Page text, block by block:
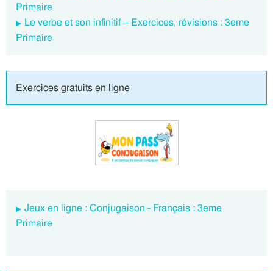
Primaire
Le verbe et son infinitif – Exercices, révisions : 3eme
Primaire
Exercices gratuits en ligne
Jeux en ligne : Conjugaison - Français : 3eme
Primaire